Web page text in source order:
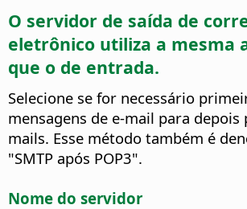
O servidor de saída de
eletrônico utiliza a mesma
que o de entrada.
Selecione se for necessário
mensagens de e-mail para depois
mails. Esse método também é
"SMTP após POP3".
Nome do servidor